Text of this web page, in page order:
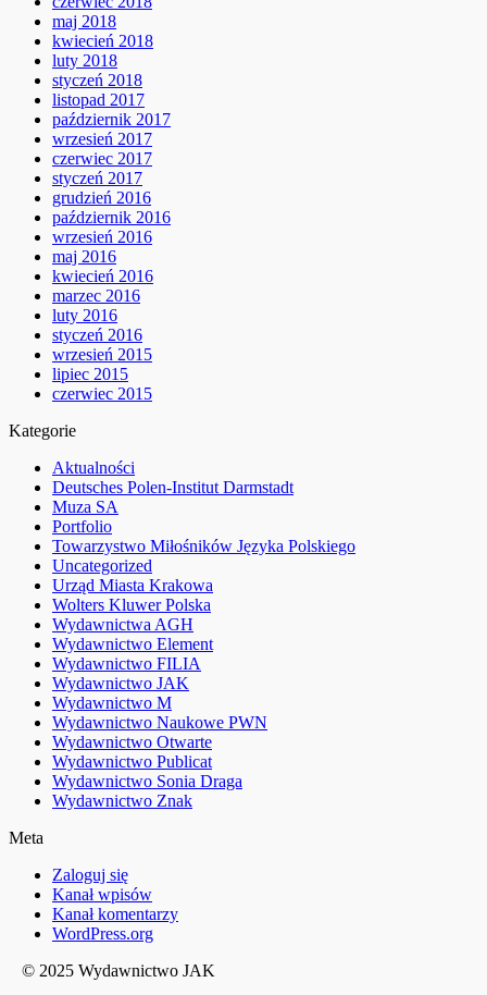
maj 2018
kwiecień 2018
luty 2018
styczeń 2018
listopad 2017
październik 2017
wrzesień 2017
czerwiec 2017
styczeń 2017
grudzień 2016
październik 2016
wrzesień 2016
maj 2016
kwiecień 2016
marzec 2016
luty 2016
styczeń 2016
wrzesień 2015
lipiec 2015
czerwiec 2015
Kategorie
Aktualności
Deutsches Polen-Institut Darmstadt
Muza SA
Portfolio
Towarzystwo Miłośników Języka Polskiego
Uncategorized
Urząd Miasta Krakowa
Wolters Kluwer Polska
Wydawnictwa AGH
Wydawnictwo Element
Wydawnictwo FILIA
Wydawnictwo JAK
Wydawnictwo M
Wydawnictwo Naukowe PWN
Wydawnictwo Otwarte
Wydawnictwo Publicat
Wydawnictwo Sonia Draga
Wydawnictwo Znak
Meta
Zaloguj się
Kanał wpisów
Kanał komentarzy
WordPress.org
© 2025 Wydawnictwo JAK